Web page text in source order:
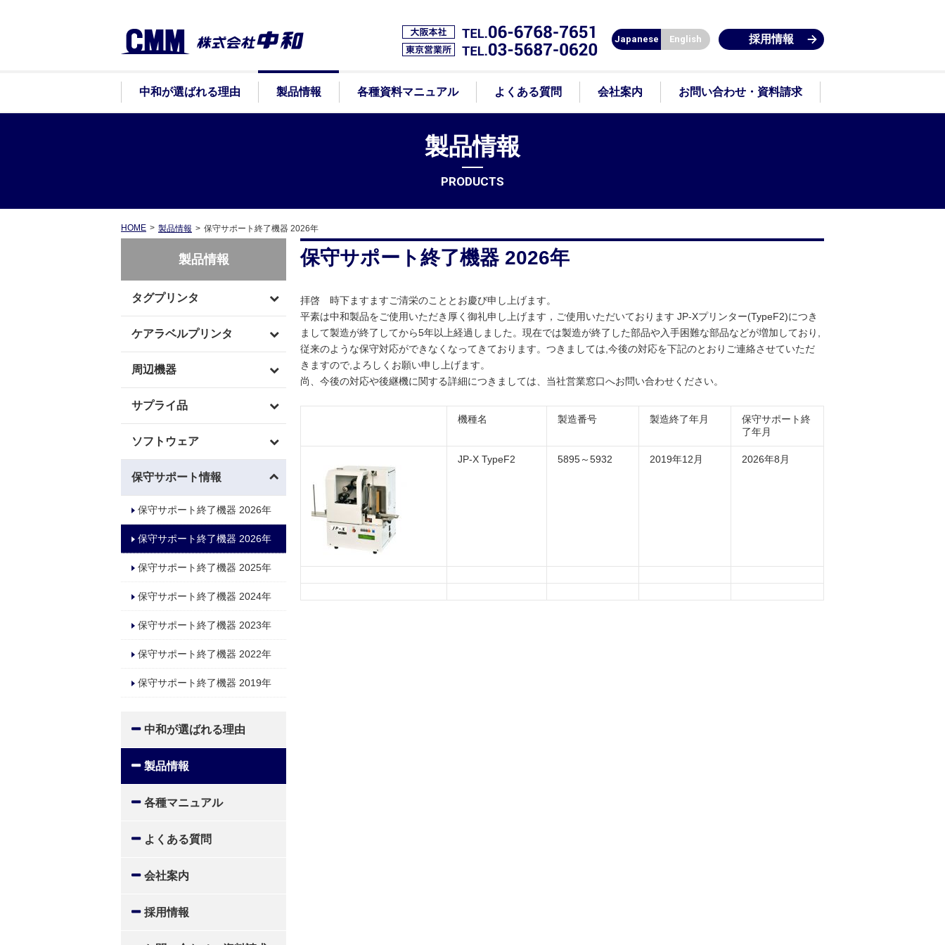
Japanese English 採用情報
中和が選ばれる理由 製品情報 各種資料マニュアル よくある質問 会社案内 お問い合わせ・資料請求
製品情報
PRODUCTS
HOME 製品情報 保守サポート終了機器 2026年
保守サポート終了機器 2026年
拝啓 時下ますますご清栄のこととお慶び申し上げます。
平素は中和製品をご使用いただき厚く御礼申し上げます，ご使用いただいております JP-Xプリンター(TypeF2)につき
まして製造が終了してから5年以上経過しました。現在では製造が終了した部品や入手困難な部品などが増加しており,
従来のような保守対応ができなくなってきております。つきましては,今後の対応を下記のとおりご連絡させていただ
きますので,よろしくお願い申し上げます。
尚、今後の対応や後継機に関する詳細につきましては、当社営業窓口へお問い合わせください。
機種名 製造番号 製造終了年月
保守サポート終
了年月
JP-X TypeF2 5895～5932 2019年12月 2026年8月
製品情報
タグプリンタ
ケアラベルプリンタ
周辺機器
サプライ品
ソフトウェア
保守サポート情報
保守サポート終了機器 2026年
保守サポート終了機器 2026年
保守サポート終了機器 2025年
保守サポート終了機器 2024年
保守サポート終了機器 2023年
保守サポート終了機器 2022年
保守サポート終了機器 2019年
中和が選ばれる理由
製品情報
各種マニュアル
よくある質問
会社案内
採用情報